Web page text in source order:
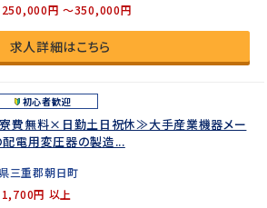
250,000円 ～350,000円
求人詳細はこちら
初心者歓迎
費無料×日勤土日祝休≫大手産業機器メー
配電用変圧器の製造...
三重郡朝日町
円 以上